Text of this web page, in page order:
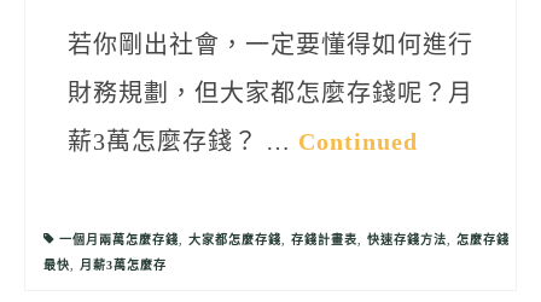
若你剛出社會，一定要懂得如何進行
財務規劃，但大家都怎麼存錢呢？月
薪3萬怎麼存錢？ … Continued
一個月兩萬怎麼存錢, 大家都怎麼存錢, 存錢計畫表, 快速存錢方法, 怎麼存錢
最快, 月薪3萬怎麼存